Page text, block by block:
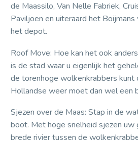
de Maassilo, Van Nelle Fabriek,
Paviljoen en uiteraard het
het depot.
Roof Move: Hoe kan het ook
is de stad waar u eigenlijk het
de torenhoge wolkenkrabbers kunt
Hollandse weer moet dan wel een
Sjezen over de Maas: Stap in de
boot. Met hoge snelheid sjezen uw
brede rivier tussen de